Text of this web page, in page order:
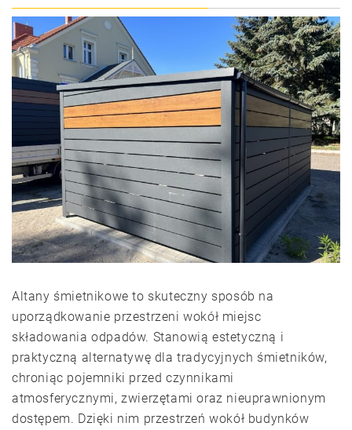
Altany śmietnikowe to skuteczny sposób na
uporządkowanie przestrzeni wokół miejsc
składowania odpadów. Stanowią estetyczną i
praktyczną alternatywę dla tradycyjnych śmietników,
chroniąc pojemniki przed czynnikami
atmosferycznymi, zwierzętami oraz nieuprawnionym
dostępem. Dzięki nim przestrzeń wokół budynków